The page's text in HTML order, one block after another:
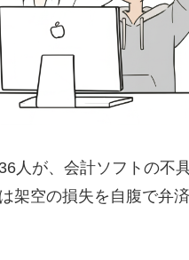
人が、会計ソフトの不
架空の損失を自腹で弁